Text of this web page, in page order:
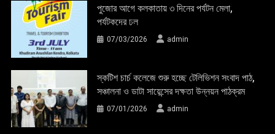
পুজোর আগে কলকাতায় ৩ দিনের পর্যটন মেলা,
পর্যটকদের ঢল
07/03/2026 admin
স্কটিশ চার্চ কলেজে শুরু হচ্ছে টেলিভিশন সংবাদ পাঠ,
সঞ্চালনা ও ডাটা সায়েন্সের দক্ষতা উন্নয়ন পাঠক্রম
07/01/2026 admin